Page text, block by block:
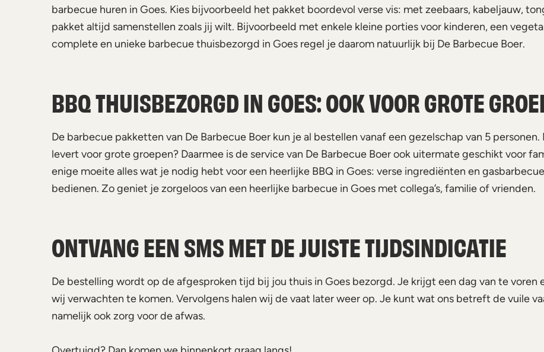
barbecue huren in Goes. Kies bijvoorbeeld het pakket boordevol verse vis: met zeebaars, kabeljauw,
pakket altijd samenstellen zoals jij wilt. Bijvoorbeeld met enkele kleine porties voor kinderen, een
complete en unieke barbecue thuisbezorgd in Goes regel je daarom natuurlijk bij De Barbecue Boer.
BBQ THUISBEZORGD IN GOES: OOK VOOR GROTE
De barbecue pakketten van De Barbecue Boer kun je al bestellen vanaf een gezelschap van 5
levert voor grote groepen? Daarmee is de service van De Barbecue Boer ook uitermate geschikt voor
enige moeite alles wat je nodig hebt voor een heerlijke BBQ in Goes: verse ingrediënten en
bedienen. Zo geniet je zorgeloos van een heerlijke barbecue in Goes met collega’s, familie of vrienden.
ONTVANG EEN SMS MET DE JUISTE TIJDSINDICATIE
De bestelling wordt op de afgesproken tijd bij jou thuis in Goes bezorgd. Je krijgt een dag van te voren
wij verwachten te komen. Vervolgens halen wij de vaat later weer op. Je kunt wat ons betreft de vuile
namelijk ook zorg voor de afwas.